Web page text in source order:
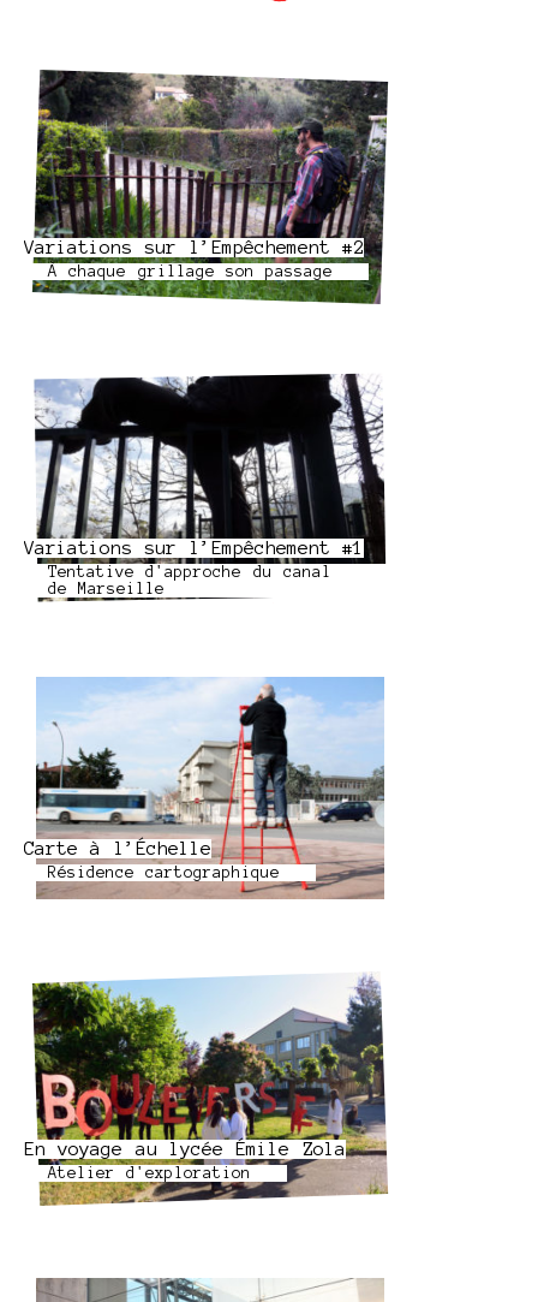
Variations sur l’Empêchement #2
À chaque grillage son passage
Variations sur l’Empêchement #1
Tentative d'approche du canal
de Marseille
Carte à l’Échelle
Résidence cartographique
En voyage au lycée Émile Zola
Atelier d'exploration